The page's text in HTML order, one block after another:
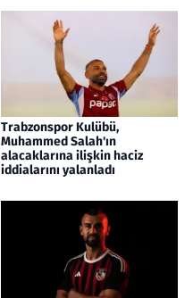
Trabzonspor Kulübü,
Muhammed Salah'ın
alacaklarına ilişkin haciz
iddialarını yalanladı